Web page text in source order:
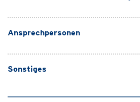
Ansprechpersonen
Sonstiges